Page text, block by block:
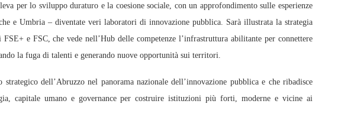
per lo sviluppo duraturo e la coesione sociale, con un approfondimento sulle esperienze
e Umbria – diventate veri laboratori di innovazione pubblica. Sarà illustrata la strategia
FSE+ e FSC, che vede nell’Hub delle competenze l’infrastruttura abilitante per connettere
la fuga di talenti e generando nuove opportunità sui territori.
dell’Abruzzo nel panorama nazionale dell’innovazione pubblica e che ribadisce
capitale umano e governance per costruire istituzioni più forti, moderne e vicine ai